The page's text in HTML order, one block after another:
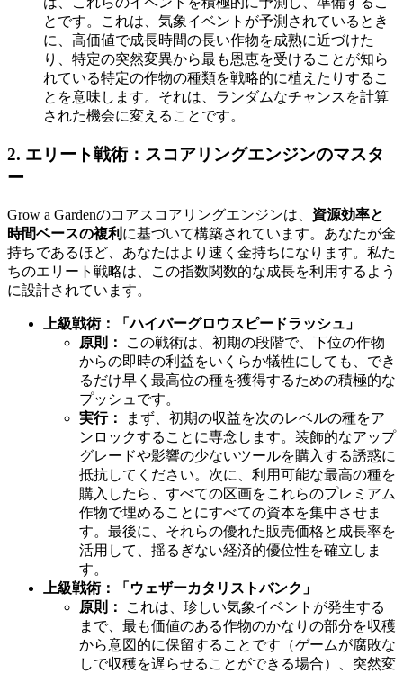
とです。これは、気象イベントが予測されているとき
に、高価値で成長時間の長い作物を成熟に近づけた
り、特定の突然変異から最も恩恵を受けることが知ら
れている特定の作物の種類を戦略的に植えたりするこ
とを意味します。それは、ランダムなチャンスを計算
された機会に変えることです。
2. エリート戦術：スコアリングエンジンのマスタ
ー
Grow a Gardenのコアスコアリングエンジンは、 資源効率と
時間ベースの複利 に基づいて構築されています。あなたが金
持ちであるほど、あなたはより速く金持ちになります。私た
ちのエリート戦略は、この指数関数的な成長を利用するよう
に設計されています。
上級戦術：「ハイパーグロウスピードラッシュ」
原則：
この戦術は、初期の段階で、下位の作物
からの即時の利益をいくらか犠牲にしても、でき
るだけ早く最高位の種を獲得するための積極的な
プッシュです。
実行：
まず、初期の収益を次のレベルの種をア
ンロックすることに専念します。装飾的なアップ
グレードや影響の少ないツールを購入する誘惑に
抵抗してください。次に、利用可能な最高の種を
購入したら、すべての区画をこれらのプレミアム
作物で埋めることにすべての資本を集中させま
す。最後に、それらの優れた販売価格と成長率を
活用して、揺るぎない経済的優位性を確立しま
す。
上級戦術：「ウェザーカタリストバンク」
原則：
これは、珍しい気象イベントが発生する
まで、最も価値のある作物のかなりの部分を収穫
から意図的に保留することです（ゲームが腐敗な
しで収穫を遅らせることができる場合）、突然変